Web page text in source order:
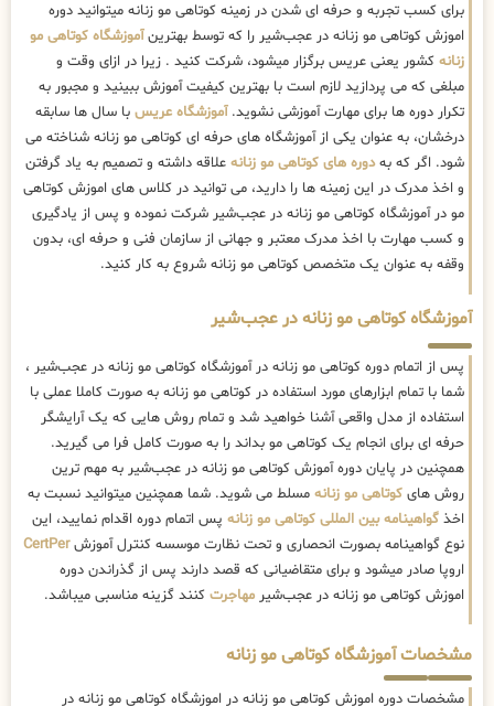
برای کسب تجربه و حرفه ای شدن در زمینه کوتاهی مو زنانه میتوانید دوره
اموزش کوتاهی مو زنانه در عجب‌شیر را که توسط بهترینآموزشگاه کوتاهی مو
زنانه کشور یعنی عریس برگزار میشود، شرکت کنید . زیرا در ازای وقت و
مبلغی که می پردازید لازم است با بهترین کیفیت آموزش ببینید و مجبور به
تکرار دوره ها برای مهارت آموزشی نشوید.آموزشگاه عریس با سال ها سابقه
درخشان، به عنوان یکی از آموزشگاه های حرفه ای کوتاهی مو زنانه شناخته می
شود. اگر که بهدوره های کوتاهی مو زنانه علاقه داشته و تصمیم به یاد گرفتن
و اخذ مدرک در این زمینه ها را دارید، می توانید در کلاس های اموزش کوتاهی
مو در آموزشگاه کوتاهی مو زنانه در عجب‌شیر شرکت نموده و پس از یادگیری
و کسب مهارت با اخذ مدرک معتبر و جهانی از سازمان فنی و حرفه ای، بدون
وقفه به عنوان یک متخصص کوتاهی مو زنانه شروع به کار کنید.
آموزشگاه کوتاهی مو زنانه در عجب‌شیر
پس از اتمام دوره کوتاهی مو زنانه در آموزشگاه کوتاهی مو زنانه در عجب‌شیر ،
شما با تمام ابزارهای مورد استفاده در کوتاهی مو زنانه به صورت کاملا عملی با
استفاده از مدل واقعی آشنا خواهید شد و تمام روش هایی که یک آرایشگر
حرفه ای برای انجام یک کوتاهی مو بداند را به صورت کامل فرا می گیرید.
همچنین در پایان دوره آموزش کوتاهی مو زنانه در عجب‌شیر به مهم ترین
روش های کوتاهی مو زنانه مسلط می شوید. شما همچنین میتوانید نسبت به
اخذ گواهینامه بین المللی کوتاهی مو زنانه پس اتمام دوره اقدام نمایید، این
نوع گواهینامه بصورت انحصاری و تحت نظارت موسسه کنترل آموزشCertPer
اروپا صادر میشود و برای متقاضیانی که قصد دارند پس از گذراندن دوره
اموزش کوتاهی مو زنانه در عجب‌شیر مهاجرت کنند گزینه مناسبی میباشد.
مشخصات آموزشگاه کوتاهی مو زنانه
مشخصات دوره اموزش کوتاهی مو زنانه در اموزشگاه کوتاهی مو زنانه در